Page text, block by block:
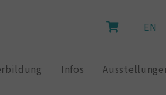
EN
Infos